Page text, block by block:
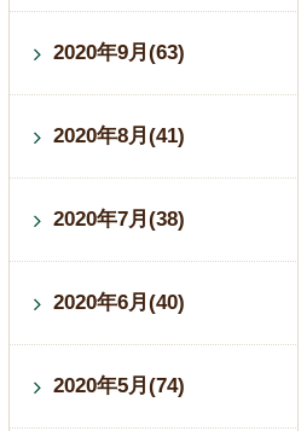
2020年9月(63)
2020年8月(41)
2020年7月(38)
2020年6月(40)
2020年5月(74)